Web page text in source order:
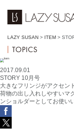
LAZY SUSAN > ITEM >
2017.09.01
STORY 10月号
大きなフリンジがアクセン
荷物の出し入れしやすいマ
ンショルダーとしてお使い